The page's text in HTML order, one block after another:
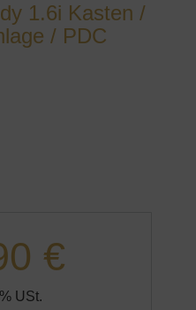
1.6i Kasten /
/ PDC
€
USt.